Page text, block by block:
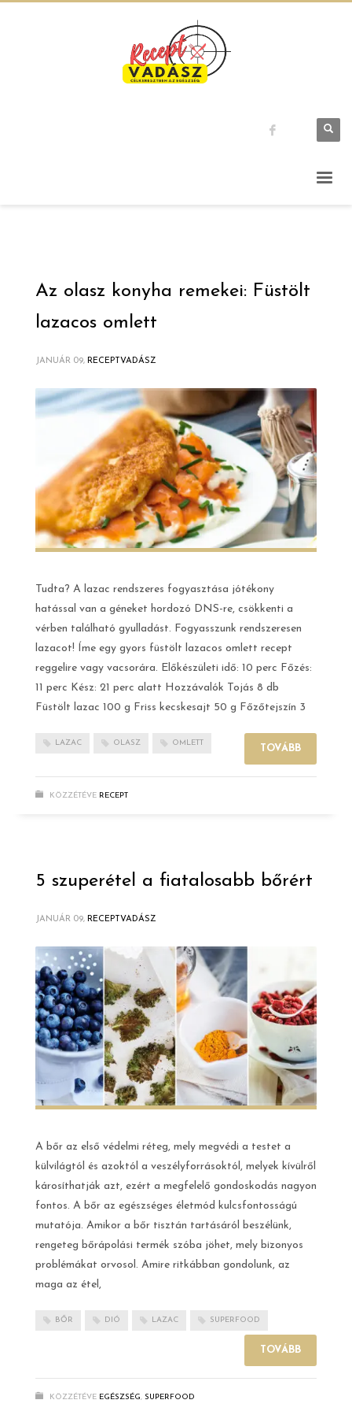
Az olasz konyha remekei: Füstölt
lazacos omlett
JANUÁR 09, RECEPTVADÁSZ
Tudta? A lazac rendszeres fogyasztása jótékony
hatással van a géneket hordozó DNS-re, csökkenti a
vérben található gyulladást. Fogyasszunk rendszeresen
lazacot! Íme egy gyors füstölt lazacos omlett recept
reggelire vagy vacsorára. Előkészületi idő: 10 perc Főzés:
11 perc Kész: 21 perc alatt Hozzávalók Tojás 8 db
Füstölt lazac 100 g Friss kecskesajt 50 g Főzőtejszín 3
LAZAC OLASZ OMLETT
TOVÁBB
KÖZZÉTÉVE RECEPT
5 szuperétel a fiatalosabb bőrért
JANUÁR 09, RECEPTVADÁSZ
A bőr az első védelmi réteg, mely megvédi a testet a
külvilágtól és azoktól a veszélyforrásoktól, melyek kívülről
károsíthatják azt, ezért a megfelelő gondoskodás nagyon
fontos. A bőr az egészséges életmód kulcsfontosságú
mutatója. Amikor a bőr tisztán tartásáról beszélünk,
rengeteg bőrápolási termék szóba jöhet, mely bizonyos
problémákat orvosol. Amire ritkábban gondolunk, az
maga az étel,
BŐR DIÓ LAZAC SUPERFOOD
TOVÁBB
KÖZZÉTÉVE EGÉSZSÉG, SUPERFOOD